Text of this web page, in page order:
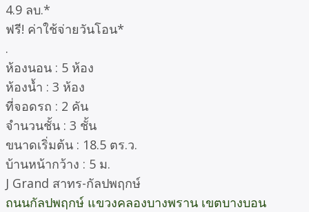
4.9 ลบ.*
ฟรี! ค่าใช้จ่ายวันโอน*
.
ห้องนอน : 5 ห้อง
ห้องน้ำ : 3 ห้อง
ที่จอดรถ : 2 คัน
จำนวนชั้น : 3 ชั้น
ขนาดเริ่มต้น : 18.5 ตร.ว.
บ้านหน้ากว้าง : 5 ม.
J Grand สาทร-กัลปพฤกษ์
ถนนกัลปพฤกษ์ แขวงคลองบางพราน เขตบางบอน